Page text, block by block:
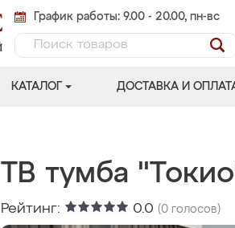
График работы: 9.00 - 20.00, пн-вс
КАТАЛОГ ДОСТАВКА И
ТВ тумба
Рейтинг: 0.0 (0 голосов)